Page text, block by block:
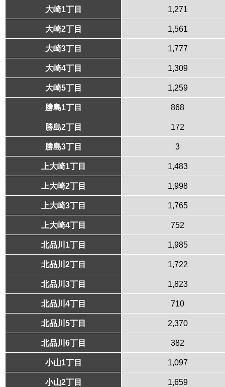
大崎1丁目 1,271
大崎2丁目 1,561
大崎3丁目 1,777
大崎4丁目 1,309
大崎5丁目 1,259
勝島1丁目 868
勝島2丁目 172
勝島3丁目 3
上大崎1丁目 1,483
上大崎2丁目 1,998
上大崎3丁目 1,765
上大崎4丁目 752
北品川1丁目 1,985
北品川2丁目 1,722
北品川3丁目 1,823
北品川4丁目 710
北品川5丁目 2,370
北品川6丁目 382
小山1丁目 1,097
小山2丁目 1,659